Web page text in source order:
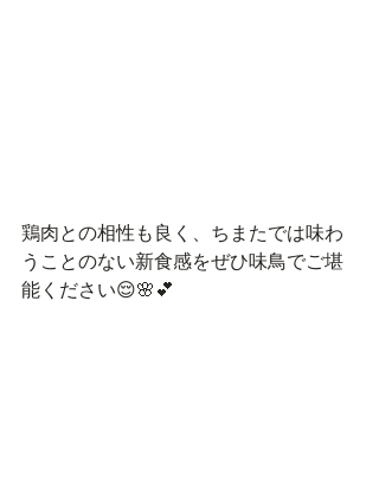
鶏肉との相性も良く、ちまたでは味わ
うことのない新食感をぜひ味鳥でご堪
能ください😌🌸💕